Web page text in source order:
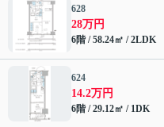
628
28万円
6階 / 58.24㎡ / 2LDK
624
14.2万円
6階 / 29.12㎡ / 1DK